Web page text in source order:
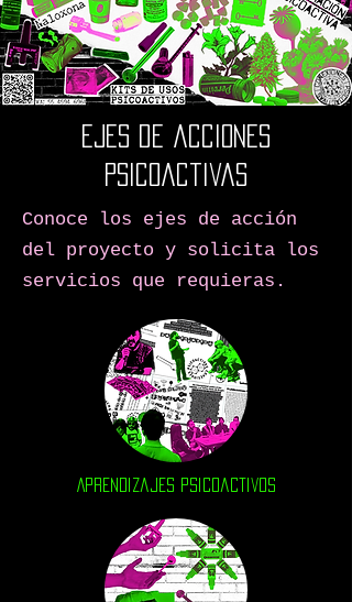
Ejes de acciones
psicoactivas
Conoce los ejes de acción
del proyecto y solicita los
servicios que requieras.
Aprendizajes psicoactivos